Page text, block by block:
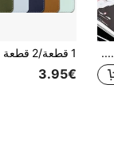
حامل قلم مكتبي، لونان، 4.13*2.95*2.95 بوصة، علبة تخزين وحامل أقلام أكريليكية شفافة لتنظيم المكتب والسكن الجامعي، من الضروريات اليومية
3.95€